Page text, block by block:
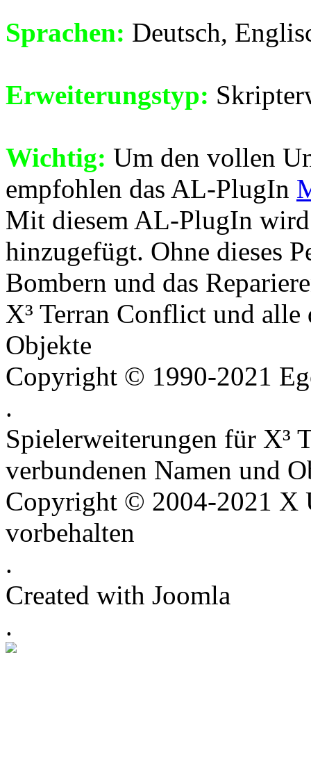
Sprachen: Deutsch,
Erweiterungstyp:
Wichtig: Um den vollen
empfohlen das AL-PlugIn
Mit diesem AL-PlugIn
hinzugefügt. Ohne dieses
Bombern und das
X³ Terran Conflict und
Objekte
Copyright © 1990-2021
.
Spielerweiterungen für X³
verbundenen Namen und
Copyright © 2004-2021 X
vorbehalten
.
Created with Joomla
.